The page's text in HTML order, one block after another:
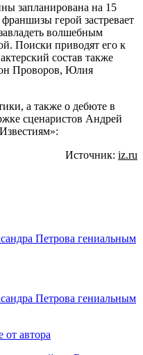
запланирована на 15
герой застревает
волшебным
Поиски приводят его к
состав также
Проворов, Юлия
а также о дебюте в
сценаристов Андрей
Источник: iz.ru
Петрова гениальным
Петрова гениальным
от автора